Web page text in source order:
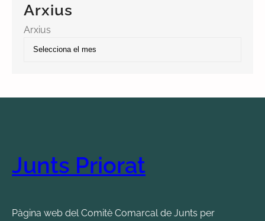
Arxius
Arxius
Junts Priorat
Pàgina web del Comitè Comarcal de Junts per